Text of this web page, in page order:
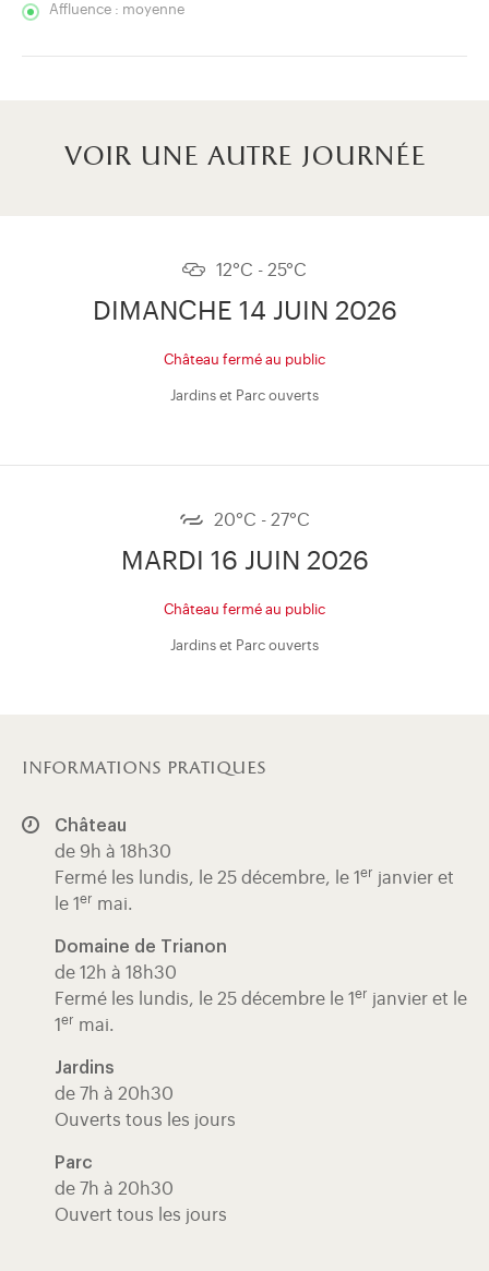
Affluence : moyenne
voir une autre journée
12°C - 25°C
DIMANCHE 14 JUIN 2026
Château fermé au public
Jardins et Parc ouverts
20°C - 27°C
MARDI 16 JUIN 2026
Château fermé au public
Jardins et Parc ouverts
informations pratiques
Château
de 9h à 18h30
Fermé les lundis, le 25 décembre, le 1 er janvier et
le 1 er mai.
Domaine de Trianon
de 12h à 18h30
Fermé les lundis, le 25 décembre le 1 er janvier et le
1 er mai.
Jardins
de 7h à 20h30
Ouverts tous les jours
Parc
de 7h à 20h30
Ouvert tous les jours